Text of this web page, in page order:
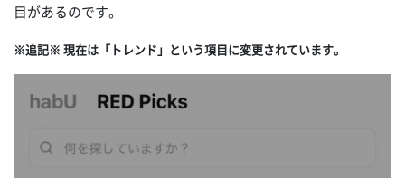
目があるのです。
※追記※ 現在は「トレンド」という項目に変更されています。